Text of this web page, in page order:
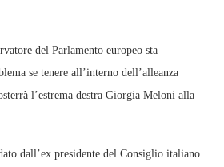
del Parlamento europeo sta
se tenere all’interno dell’alleanza
l’estrema destra Giorgia Meloni alla
dall’ex presidente del Consiglio italiano